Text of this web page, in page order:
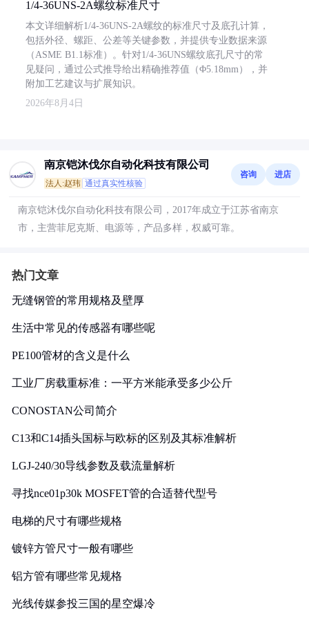
1/4-36UNS-2A螺纹标准尺寸
本文详细解析1/4-36UNS-2A螺纹的标准尺寸及底孔计算，
包括外径、螺距、公差等关键参数，并提供专业数据来源
（ASME B1.1标准）。针对1/4-36UNS螺纹底孔尺寸的常
见疑问，通过公式推导给出精确推荐值（Φ5.18mm），并
附加工艺建议与扩展知识。
2026年8月4日
南京铠沐伐尔自动化科技有限公司
法人:赵玮 通过真实性核验
咨询 进店
南京铠沐伐尔自动化科技有限公司，2017年成立于江苏省南京
市，主营菲尼克斯、电源等，产品多样，权威可靠。
热门文章
无缝钢管的常用规格及壁厚
生活中常见的传感器有哪些呢
PE100管材的含义是什么
工业厂房载重标准：一平方米能承受多少公斤
CONOSTAN公司简介
C13和C14插头国标与欧标的区别及其标准解析
LGJ-240/30导线参数及载流量解析
寻找nce01p30k MOSFET管的合适替代型号
电梯的尺寸有哪些规格
镀锌方管尺寸一般有哪些
铝方管有哪些常见规格
光线传媒参投三国的星空爆冷